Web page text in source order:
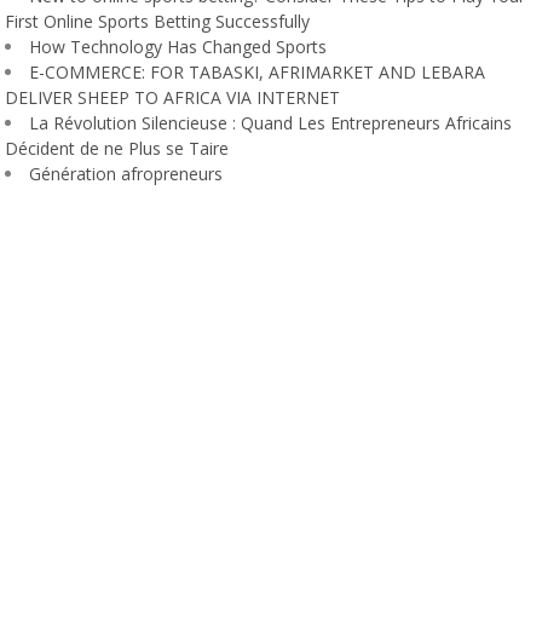
First Online Sports Betting Successfully
How Technology Has Changed Sports
E-COMMERCE: FOR TABASKI, AFRIMARKET AND LEBARA
DELIVER SHEEP TO AFRICA VIA INTERNET
La Révolution Silencieuse : Quand Les Entrepreneurs Africains
Décident de ne Plus se Taire
Génération afropreneurs